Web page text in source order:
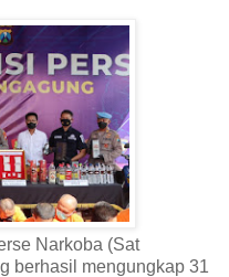
Narkoba (Sat
berhasil mengungkap 31